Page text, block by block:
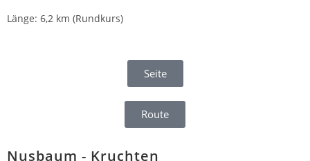
Länge: 6,2 km (Rundkurs)
Seite
Route
Nusbaum - Kruchten